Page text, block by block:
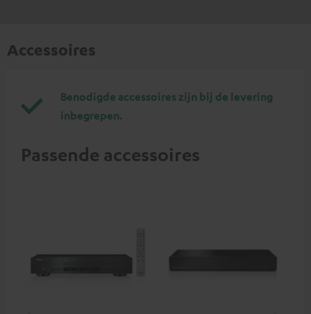
Accessoires
Benodigde accessoires zijn bij de levering
inbegrepen.
Passende accessoires